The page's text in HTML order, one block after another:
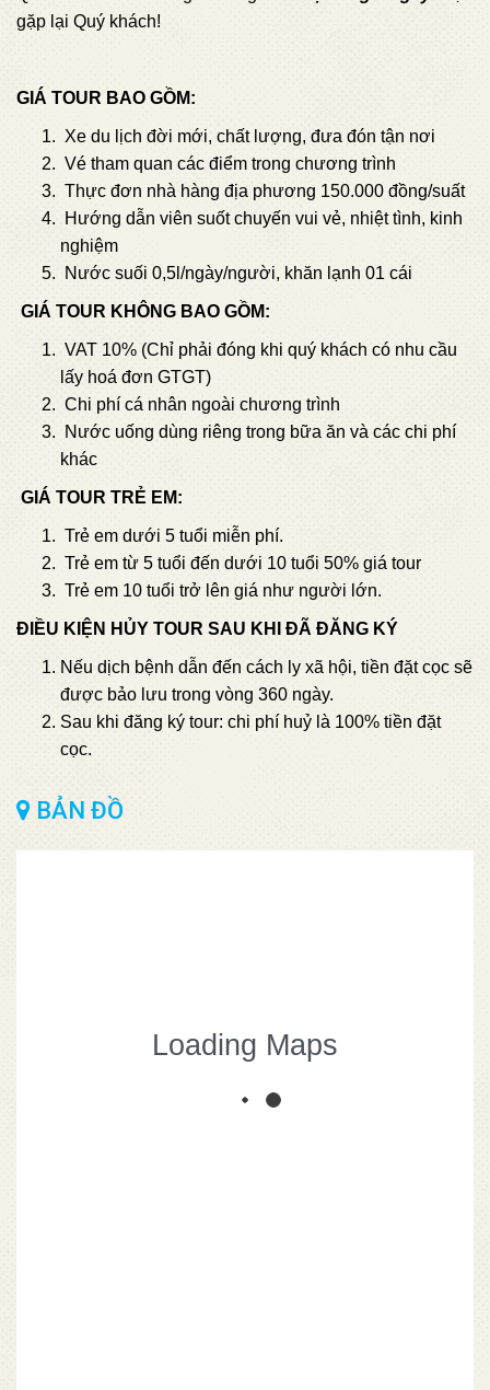
gặp lại Quý khách!
GIÁ TOUR BAO GỒM:
Xe du lịch đời mới, chất lượng, đưa đón tận nơi
Vé tham quan các điểm trong chương trình
Thực đơn nhà hàng địa phương 150.000 đồng/suất
Hướng dẫn viên suốt chuyến vui vẻ, nhiệt tình, kinh
nghiệm
Nước suối 0,5l/ngày/người, khăn lạnh 01 cái
GIÁ TOUR KHÔNG BAO GỒM:
VAT 10% (Chỉ phải đóng khi quý khách có nhu cầu
lấy hoá đơn GTGT)
Chi phí cá nhân ngoài chương trình​
Nước uống dùng riêng trong bữa ăn và các chi phí
khác
GIÁ TOUR TRẺ EM:
Trẻ em dưới 5 tuổi miễn phí.
Trẻ em từ 5 tuổi đến dưới 10 tuổi 50% giá tour
Trẻ em 10 tuổi trở lên giá như người lớn.
ĐIỀU KIỆN HỦY TOUR SAU KHI ĐÃ ĐĂNG KÝ
Nếu dịch bệnh dẫn đến cách ly xã hội, tiền đặt cọc sẽ
được bảo lưu trong vòng 360 ngày.
Sau khi đăng ký tour: chi phí huỷ là 100% tiền đặt
cọc.
BẢN ĐỒ
TOUR HẠ LONG 1
NGÀY
Loading Maps